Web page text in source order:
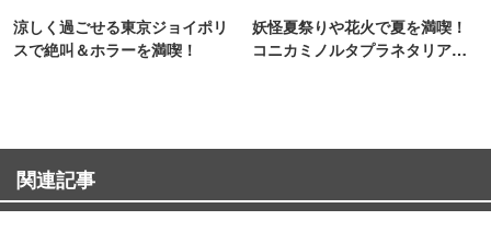
涼しく過ごせる東京ジョイポリ
スで絶叫＆ホラーを満喫！
妖怪夏祭りや花火で夏を満喫！
コニカミノルタプラネタリア
関連記事